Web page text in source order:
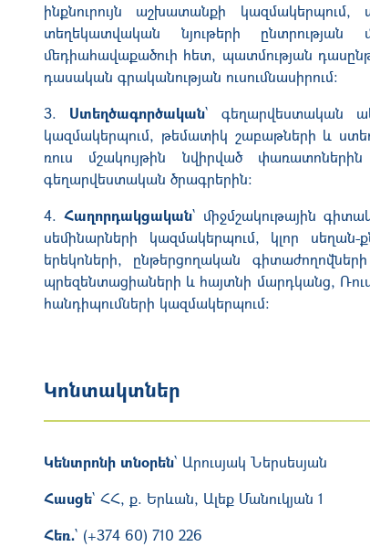
ինքնուրույն աշխատանքի
տեղեկատվական նյութերի
մեդիահավաքածուի հետ, պատմության
դասական գրականության ուսումնասիրում:
3. Ստեղծագործական` գեղարվեստական
կազմակերպում, թեմատիկ շաբաթների և
ռուս մշակույթին նվիրված
գեղարվեստական ծրագրերին:
4. Հաղորդակցական` միջմշակութային
սեմինարների կազմակերպում, կլոր
երեկոների, ընթերցողական
պրեզենտացիաների և հայտնի մարդկանց,
հանդիպումների կազմակերպում:
Կոնտակտներ
Կենտրոնի տնօրեն՝ Արուսյակ Ներսեսյան
Հասցե` ՀՀ, ք. Երևան, Ալեք Մանուկյան 1
Հեռ․` (+374 60) 710 226